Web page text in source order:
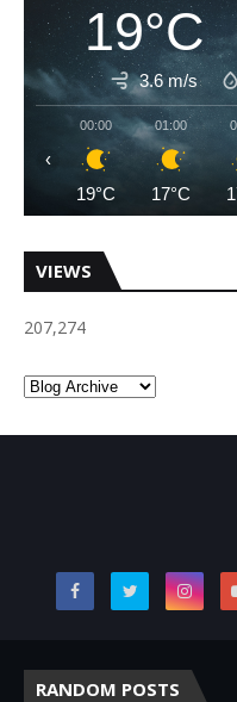
19°C
3.6 m/s
00:00
19°C
01:00
17°C
‹
VIEWS
207,274
RANDOM POSTS